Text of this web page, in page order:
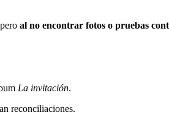
al no encontrar fotos o pruebas
La invitación.
reconciliaciones.